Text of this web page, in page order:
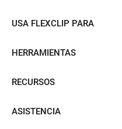
USA FLEXCLIP PARA
HERRAMIENTAS
RECURSOS
ASISTENCIA